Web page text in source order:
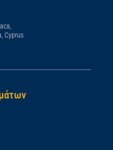
Cyprus